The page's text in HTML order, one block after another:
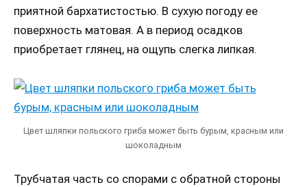
приятной бархатистостью. В сухую погоду ее
поверхность матовая. А в период осадков
приобретает глянец, на ощупь слегка липкая.
Цвет шляпки польского гриба может быть бурым, красным или
шоколадным
Трубчатая часть со спорами с обратной стороны